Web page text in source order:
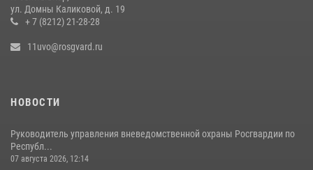
по Республике Коми принял участие во Всероссийском совещании-
семинаре в Нижнем Новгороде
07 августа 2026, 12:14
ул. Домны Каликовой, д. 19
+ 7 (8212) 21-28-28
11uvo@rosgvard.ru
НОВОСТИ
Руководитель управления вневедомственной охраны Росгвардии по
Республ...
07 августа 2026, 12:14